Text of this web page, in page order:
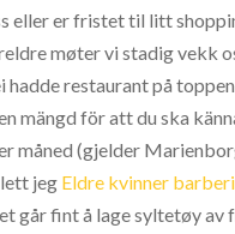
eller er fristet til litt
møter vi stadig vekk
restaurant på
mängd för att du ska
måned (gjelder
jeg Eldre kvinner
går fint å lage syltetøy